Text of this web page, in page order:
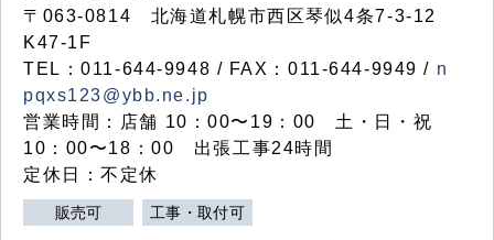
〒063-0814 北海道札幌市西区琴似4条7-3-12
K47-1F
TEL：011-644-9948 / FAX：011-644-9949 / n
pqxs123@ybb.ne.jp
営業時間：店舗 10：00〜19：00 土・日・祝
10：00〜18：00 出張工事24時間
定休日：不定休
販売可 工事・取付可